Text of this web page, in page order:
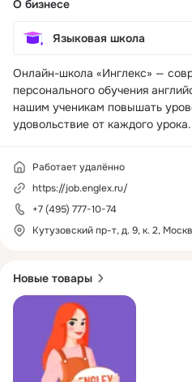
Новые товары
колонка
О бизнесе
Языковая школа
Онлайн-школа «Инглекс» —
персонального обучения
нашим ученикам повышать
Работает удалённо
https://job.englex.ru/
+7 (495) 777-10-74
Кутузовский пр-т, д. 9, к. 2,